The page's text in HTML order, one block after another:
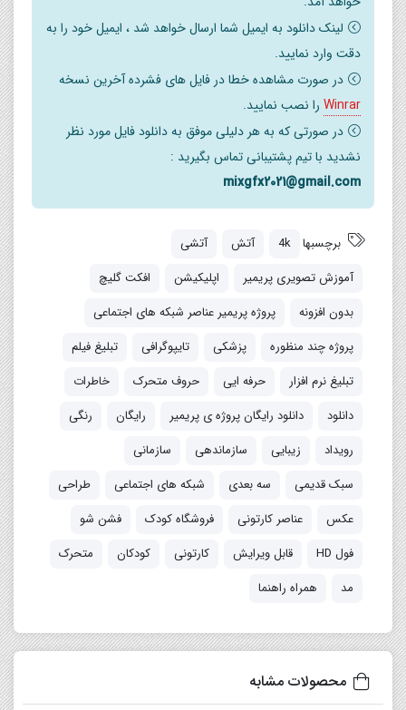
لینک دانلود به ایمیل شما ارسال خواهد شد ، ایمیل خود را به
دقت وارد نمایید.
در صورت مشاهده خطا در فایل های فشرده آخرین نسخه
Winrar را نصب نمایید.
در صورتی که به هر دلیلی موفق به دانلود فایل مورد نظر
نشدید با تیم پشتیبانی تماس بگیرید :
mixgfx2021@gmail.com
برچسبها 4k آتش
آتشی
آموزش تصویری پریمیر
اپلیکیشن
افکت گلیچ
بدون افزونه
پروژه پریمیر عناصر شبکه های اجتماعی
پروژه چند منظوره
پزشکی تایپوگرافی
تبلیغ فیلم
تبلیغ نرم افزار
حرفه ایی حروف متحرک
خاطرات
دانلود
دانلود رایگان پروژه ی پریمیر رایگان
رنگی
رویداد
زیبایی سازماندهی
سازمانی
سبک قدیمی
سه بعدی شبکه های اجتماعی
طراحی
عکس
عناصر کارتونی فروشگاه کودک
فشن شو
فول HD
قابل ویرایش کارتونی کودکان
متحرک
مد
همراه راهنما
محصولات مشابه